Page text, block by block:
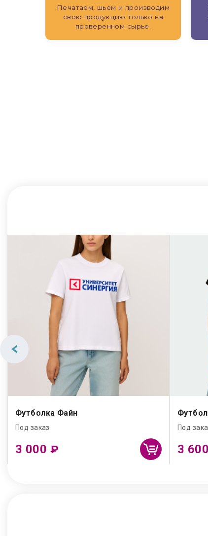
Печатаем, шьем и производим
свою продукцию только на
проверенном сырье.
Футболка Файн
Под заказ
3 000 ₽
Под
3 600